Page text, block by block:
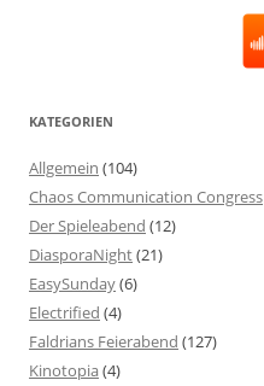
KATEGORIEN
Allgemein (104)
Chaos Communication Congress
Der Spieleabend (12)
DiasporaNight(21)
EasySunday(6)
Electrified (4)
Faldrians Feierabend (127)
Kinotopia(4)